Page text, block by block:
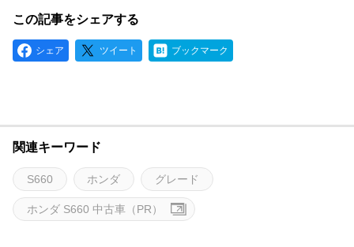
この記事をシェアする
シェア ツイート ブックマーク
関連キーワード
S660 ホンダ グレード
ホンダ S660 中古車（PR）